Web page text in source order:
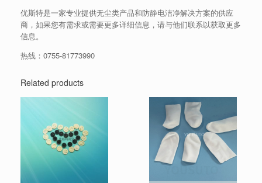
优斯特是一家专业提供无尘类产品和防静电洁净解决方案的供应
商，如果您有需求或需要更多详细信息，请与他们联系以获取更多
信息。
热线：0755-81773990
Related products